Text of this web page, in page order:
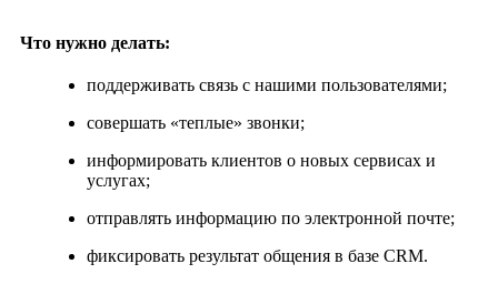
Что нужно делать:
поддерживать связь с нашими пользователями;
совершать «теплые» звонки;
информировать клиентов о новых сервисах и
услугах;
отправлять информацию по электронной почте;
фиксировать результат общения в базе CRM.